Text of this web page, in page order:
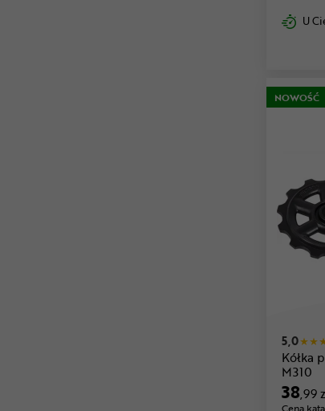
U
NOWOŚĆ
5,0
Kółka
M310
38,99
Cena